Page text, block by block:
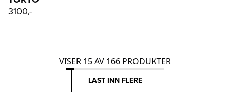
3100,-
VISER 15AV 166 PRODUKTER
LAST INN FLERE